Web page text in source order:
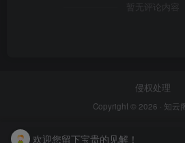
暂无评论内容
侵权处理
Copyright © 2026 · 知云
欢迎您留下宝贵的见解！